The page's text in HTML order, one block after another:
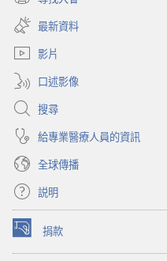
新
視
窗）
（開
啟
新
視
最新資料
影片
口述影像
搜尋
給專業醫療人員的資訊
全球傳播
説明
捐款
（開
啟